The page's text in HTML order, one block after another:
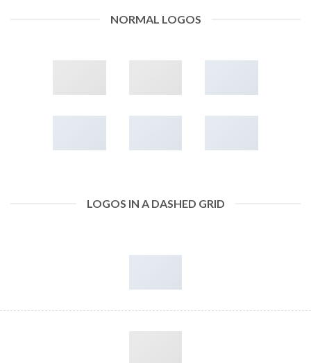
NORMAL LOGOS
LOGOS IN A DASHED GRID